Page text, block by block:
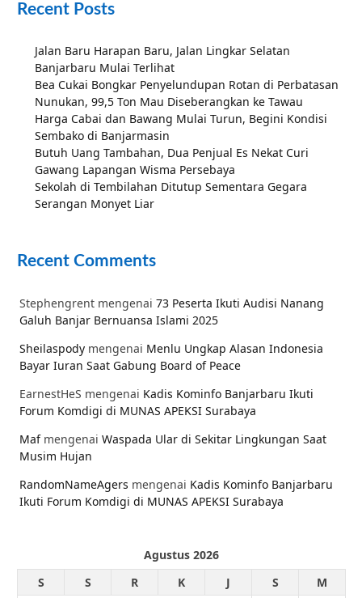
Recent Posts
Jalan Baru Harapan Baru, Jalan Lingkar Selatan
Banjarbaru Mulai Terlihat
Bea Cukai Bongkar Penyelundupan Rotan di Perbatasan
Nunukan, 99,5 Ton Mau Diseberangkan ke Tawau
Harga Cabai dan Bawang Mulai Turun, Begini Kondisi
Sembako di Banjarmasin
Butuh Uang Tambahan, Dua Penjual Es Nekat Curi
Gawang Lapangan Wisma Persebaya
Sekolah di Tembilahan Ditutup Sementara Gegara
Serangan Monyet Liar
Recent Comments
Stephengrent mengenai 73 Peserta Ikuti Audisi Nanang
Galuh Banjar Bernuansa Islami 2025
Sheilaspody mengenai Menlu Ungkap Alasan Indonesia
Bayar Iuran Saat Gabung Board of Peace
EarnestHeS mengenai Kadis Kominfo Banjarbaru Ikuti
Forum Komdigi di MUNAS APEKSI Surabaya
Mafmengenai Waspada Ular di Sekitar Lingkungan Saat
Musim Hujan
RandomNameAgers mengenai Kadis Kominfo Banjarbaru
Ikuti Forum Komdigi di MUNAS APEKSI Surabaya
Agustus 2026
S
S R K J S M